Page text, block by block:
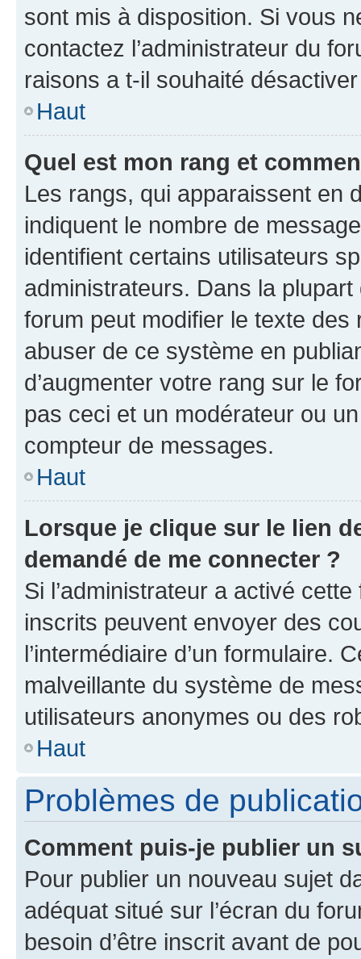
sont mis à disposition. Si vous
contactez l’administrateur du
raisons a t-il souhaité
Haut
Quel est mon rang et
Les rangs, qui apparaissent en
indiquent le nombre de
identifient certains utilisateurs
administrateurs. Dans la
forum peut modifier le texte
abuser de ce système en
d’augmenter votre rang sur le
pas ceci et un modérateur ou
compteur de messages.
Haut
Lorsque je clique sur le lien
demandé de me connecter ?
Si l’administrateur a activé
inscrits peuvent envoyer des
l’intermédiaire d’un formulaire.
malveillante du système de
utilisateurs anonymes ou des
Haut
Problèmes de
Comment puis-je publier un
Pour publier un nouveau sujet
adéquat situé sur l’écran du
besoin d’être inscrit avant de